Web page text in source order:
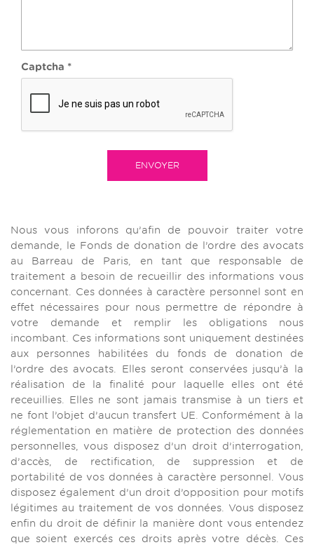
Captcha *
ENVOYER
Nous vous inforons qu’afin de pouvoir traiter votre
demande, le Fonds de donation de l’ordre des avocats
au Barreau de Paris, en tant que responsable de
traitement a besoin de recueillir des informations vous
concernant. Ces données à caractère personnel sont en
effet nécessaires pour nous permettre de répondre à
votre demande et remplir les obligations nous
incombant. Ces informations sont uniquement destinées
aux personnes habilitées du fonds de donation de
l’ordre des avocats. Elles seront conservées jusqu’à la
réalisation de la finalité pour laquelle elles ont été
receuillies. Elles ne sont jamais transmise à un tiers et
ne font l’objet d’aucun transfert UE. Conformément à la
réglementation en matière de protection des données
personnelles, vous disposez d’un droit d’interrogation,
d’accès, de rectification, de suppression et de
portabilité de vos données à caractère personnel. Vous
disposez également d’un droit d’opposition pour motifs
légitimes au traitement de vos données. Vous disposez
enfin du droit de définir la manière dont vous entendez
que soient exercés ces droits après votre décès. Ces